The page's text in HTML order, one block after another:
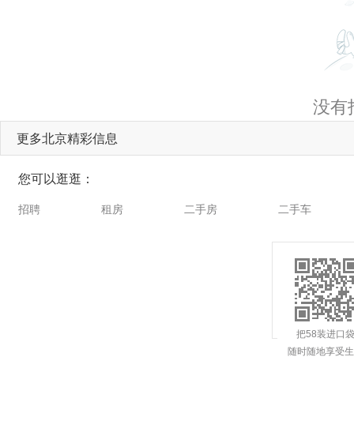
没有
更多北京精彩信息
您可以逛逛：
招聘 租房 二手房 二手车
把58装进口袋
随时随地享受